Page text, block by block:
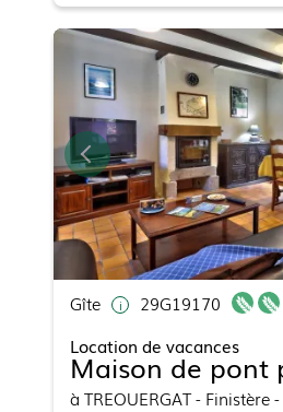
Gîte 29G19170
Location de vacances
Maison de pont
à TREOUERGAT- Finistère